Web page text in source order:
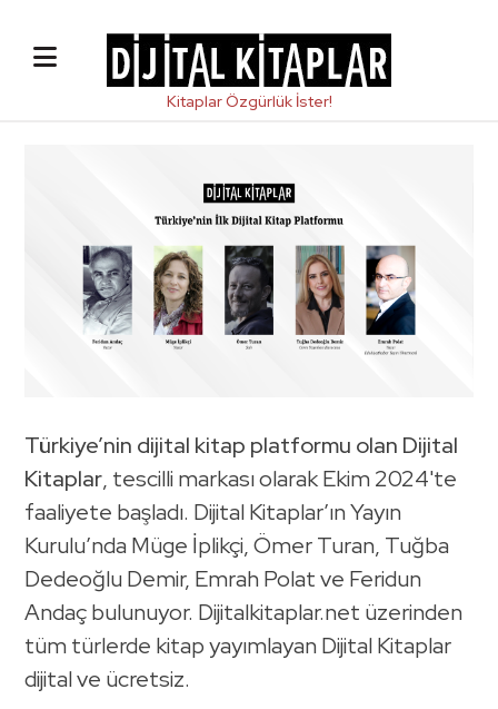
Türkiye’nin dijital kitap platformu olan Dijital
Kitaplar, tescilli markası olarak Ekim 2024'te
faaliyete başladı. Dijital Kitaplar’ın Yayın
Kurulu’nda Müge İplikçi, Ömer Turan, Tuğba
Dedeoğlu Demir, Emrah Polat ve Feridun
Andaç bulunuyor. Dijitalkitaplar.net üzerinden
tüm türlerde kitap yayımlayan Dijital Kitaplar
dijital ve ücretsiz.